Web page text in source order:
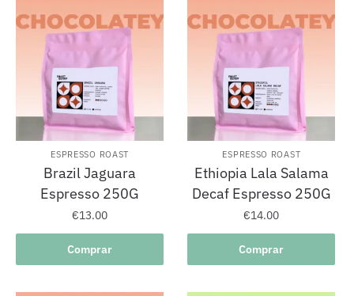
ESPRESSO ROAST
Brazil Jaguara
Espresso 250G
€13.00
Comprar
ESPRESSO ROAST
Ethiopia Lala Salama
Decaf Espresso 250G
€14.00
Comprar